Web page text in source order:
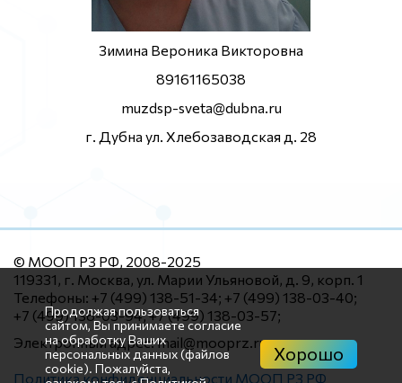
Зимина Вероника Викторовна
89161165038
muzdsp-sveta@dubna.ru
г. Дубна ул. Хлебозаводская д. 28
© МООП РЗ РФ, 2008-2025
119331, г. Москва, ул. Марии Ульяновой, д. 9, корп. 1
Телефоны: +7 (499) 138-51-34; +7 (499) 138-03-40;
+7 (499) 138-03-94; +7 (499) 138-03-57;
Электронный адрес: mail@mooprz.ru
Политика конфиденциальности МООП РЗ РФ
Продолжая пользоваться
сайтом, Вы принимаете согласие
на обработку Ваших
персональных данных (файлов
cookie). Пожалуйста,
Хорошо